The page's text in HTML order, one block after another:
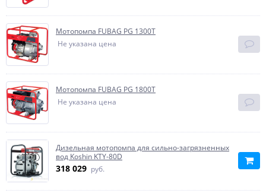
Мотопомпа FUBAG PG 1300T
Не указана цена
Мотопомпа FUBAG PG 1800T
Не указана цена
Дизельная мотопомпа для сильно-загрязненных
вод Koshin KTY-80D
318 029 руб.